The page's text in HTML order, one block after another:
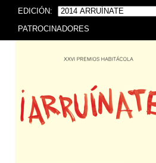
EDICIÓN:
PATROCINADORES